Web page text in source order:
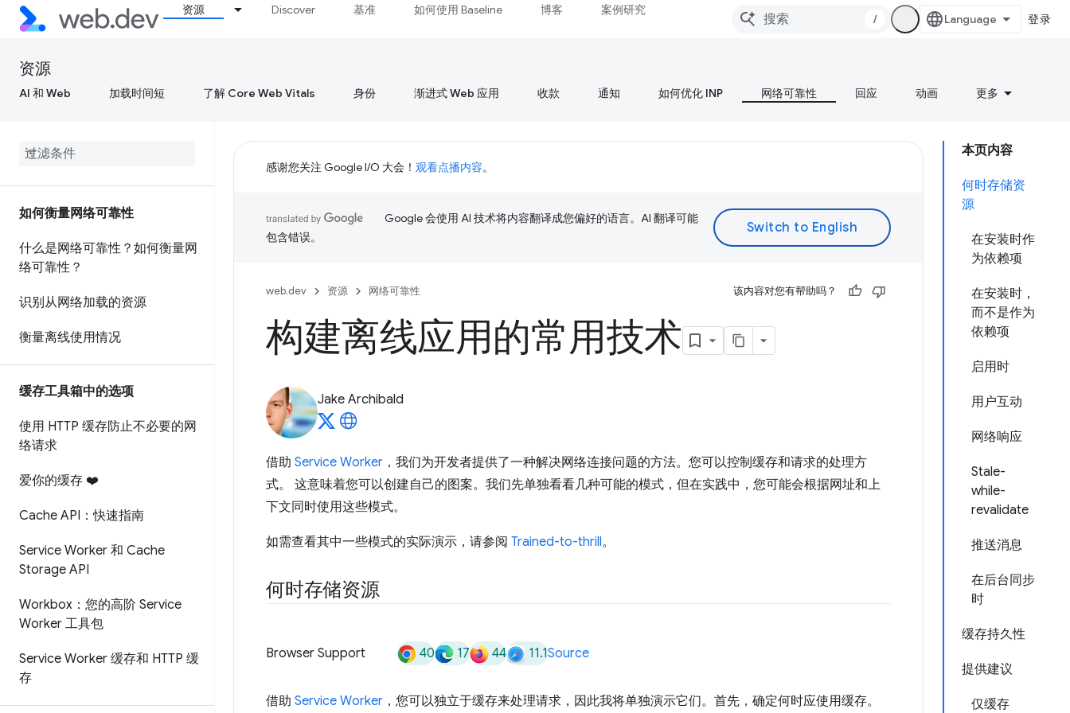
资源 Discover 基准 如何使用 Baseline 博客 案例研究
/ 登录
资源
AI 和 Web 加载时间短 了解 Core Web Vitals 身份 渐进式 Web 应用 收款 通知 如何优化 INP 网络可靠性 回应 动画 更多
如何衡量网络可靠性
什么是网络可靠性？如何衡量网
络可靠性？
识别从网络加载的资源
衡量离线使用情况
缓存工具箱中的选项
使用 HTTP 缓存防止不必要的网
络请求
爱你的缓存 ❤️
Cache API：快速指南
Service Worker 和 Cache
Storage API
Workbox：您的高阶 Service
Worker 工具包
Service Worker 缓存和 HTTP 缓
存
本页内容
何时存储资
源
在安装时作
为依赖项
在安装时，
而不是作为
依赖项
启用时
用户互动
网络响应
Stale-
while-
revalidate
推送消息
在后台同步
时
缓存持久性
提供建议
仅缓存
感谢您关注 Google I/O 大会！ 观看点播内容。
Google 会使用 AI 技术将内容翻译成您偏好的语言。AI 翻译可能
包含错误。
web.dev 资源 网络可靠性 该内容对您有帮助吗？
构建离线应用的常用技术
Jake Archibald
借助 Service Worker ，我们为开发者提供了一种解决网络连接问题的方法。您可以控制缓存和请求的处理方
式。 这意味着您可以创建自己的图案。我们先单独看看几种可能的模式，但在实践中，您可能会根据网址和上
下文同时使用这些模式。
如需查看其中一些模式的实际演示，请参阅 Trained-to-thrill。
何时存储资源
Browser Support 40 17 44 11.1Source
借助 Service Worker ，您可以独立于缓存来处理请求，因此我将单独演示它们。首先，确定何时应使用缓存。